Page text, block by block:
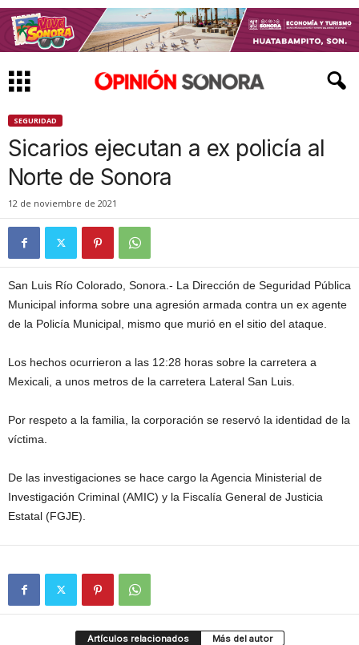
SEGURIDAD
Sicarios ejecutan a ex policía al
Norte de Sonora
12 de noviembre de 2021
San Luis Río Colorado, Sonora.- La Dirección de Seguridad Pública
Municipal informa sobre una agresión armada contra un ex agente
de la Policía Municipal, mismo que murió en el sitio del ataque.
Los hechos ocurrieron a las 12:28 horas sobre la carretera a
Mexicali, a unos metros de la carretera Lateral San Luis.
Por respeto a la familia, la corporación se reservó la identidad de la
víctima.
De las investigaciones se hace cargo la Agencia Ministerial de
Investigación Criminal (AMIC) y la Fiscalía General de Justicia
Estatal (FGJE).
Artículos relacionados Más del autor